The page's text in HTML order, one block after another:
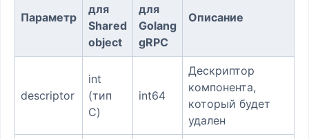
Параметр
для
Shared
object
для
Golang
gRPC
Описание
descriptor
int
(тип
C)
int64
Дескриптор
компонента,
который будет
удален